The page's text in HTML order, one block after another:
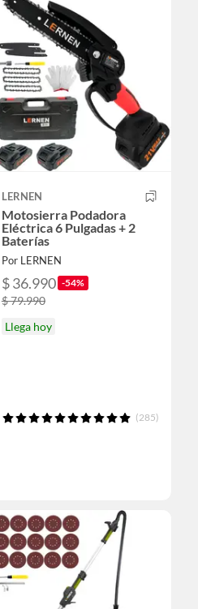
LERNEN
Motosierra Podadora
Eléctrica 6 Pulgadas + 2
Baterías
Por LERNEN
$ 36.990 -54%
$ 79.990
Llega hoy
(285)